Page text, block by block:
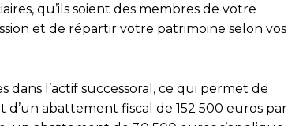
qu’ils soient des membres de votre
et de répartir votre patrimoine selon vos
dans l’actif successoral, ce qui permet de
d’un abattement fiscal de 152 500 euros par